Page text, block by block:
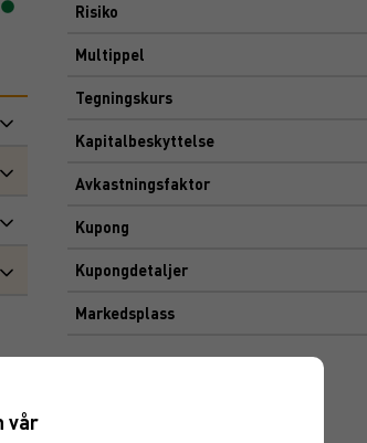
Risiko
Multippel
Tegningskurs
Kapitalbeskyttelse
Avkastningsfaktor
Kupong
Kupongdetaljer
Markedsplass
vår